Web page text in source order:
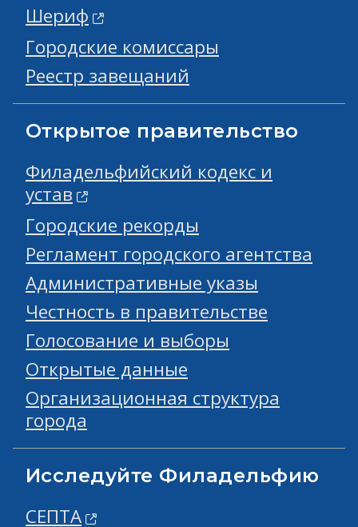
Шериф
Городские комиссары
Реестр завещаний
Открытое правительство
Филадельфийский кодекс и
устав
Городские рекорды
Регламент городского агентства
Административные указы
Честность в правительстве
Голосование и выборы
Открытые данные
Организационная структура
города
Исследуйте Филадельфию
СЕПТА